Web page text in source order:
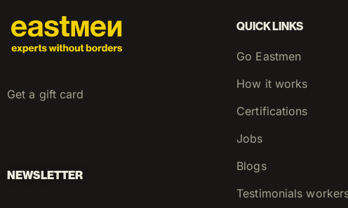
Get a gift card
NEWSLETTER
QUICK LINKS
Go Eastmen
How it works
Certifications
Jobs
Blogs
Testimonials